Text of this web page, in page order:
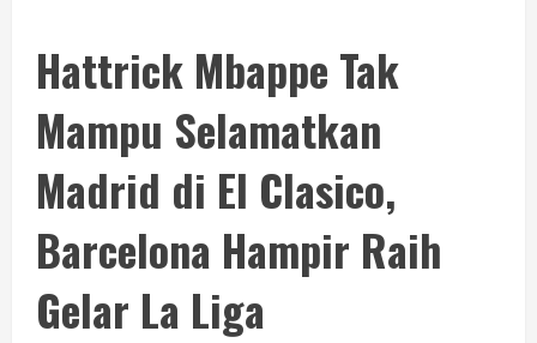
Hattrick Mbappe Tak
Mampu Selamatkan
Madrid di El Clasico,
Barcelona Hampir Raih
Gelar La Liga